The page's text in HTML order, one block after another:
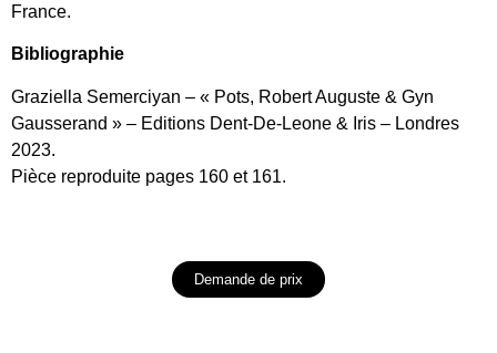
France.
Bibliographie
Graziella Semerciyan – « Pots, Robert Auguste & Gyn
Gausserand » – Editions Dent-De-Leone & Iris – Londres
2023.
Pièce reproduite pages 160 et 161.
Demande de prix